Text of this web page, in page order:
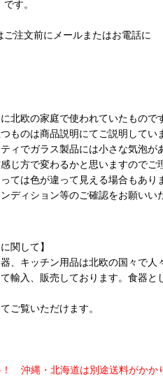
す。
注文前にメールまたはお電話に
北欧の家庭で使われていたもの
ものは商品説明にてご説明して
ィでガラス製品には小さな気泡が
じ方で変わるかと思いますのでご
ては色が違って見える場合もあ
ディション等のご確認をお願い
関して】
、キッチン用品は北欧の国々で
輸入、販売しております。食器
ご覧いただけます。
沖縄・北海道は別途送料がかか